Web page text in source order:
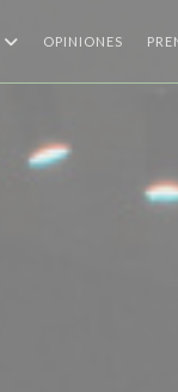
OPINIONES